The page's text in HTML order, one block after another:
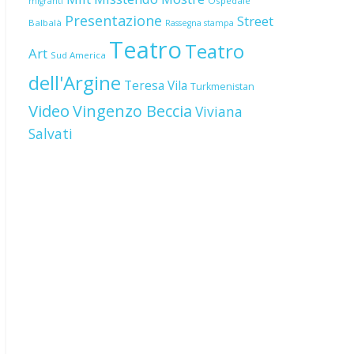
Balbalà Presentazione Rassegna stampa Street
Art Sud America TeatroTeatro
dell'Argine Teresa Vila Turkmenistan
VideoVingenzo Beccia Viviana
Salvati